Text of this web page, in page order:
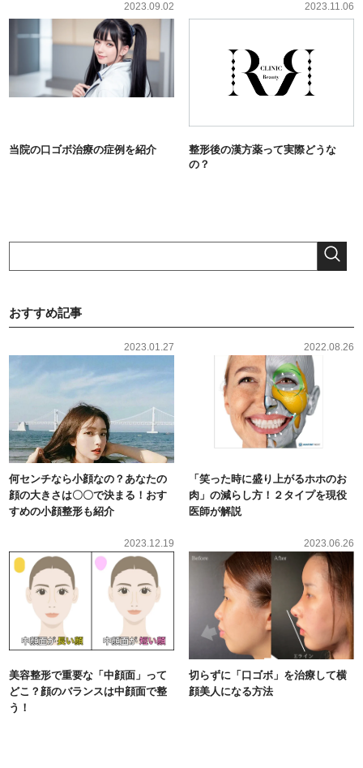
2023.09.02
当院の口ゴボ治療の症例を紹介
2023.11.06
整形後の漢方薬って実際どうな
の？
おすすめ記事
2023.01.27
何センチなら小顔なの？あなたの
顔の大きさは〇〇で決まる！おす
すめの小顔整形も紹介
2022.08.26
「笑った時に盛り上がるホホのお
肉」の減らし方！２タイプを現役
医師が解説
2023.12.19
美容整形で重要な「中顔面」って
どこ？顔のバランスは中顔面で整
う！
2023.06.26
切らずに「口ゴボ」を治療して横
顔美人になる方法